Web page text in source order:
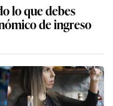
lo que debes
de ingreso